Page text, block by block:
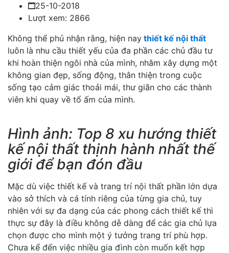
25-10-2018
Lượt xem: 2866
Không thể phủ nhận rằng, hiện nay thiết kế nội thất
luôn là nhu cầu thiết yếu của đa phần các chủ đầu tư
khi hoàn thiện ngôi nhà của mình, nhằm xây dựng một
không gian đẹp, sống động, thân thiện trong cuộc
sống tạo cảm giác thoải mái, thư giãn cho các thành
viên khi quay về tổ ấm của mình.
Hình ảnh: Top 8 xu hướng thiết
kế nội thất thịnh hành nhất thế
giới để bạn đón đầu
Mặc dù việc thiết kế và trang trí nội thất phần lớn dựa
vào sở thích và cá tính riêng của từng gia chủ, tuy
nhiên với sự đa dạng của các phong cách thiết kế thì
thực sự đây là điều không dễ dàng để các gia chủ lựa
chọn được cho mình một ý tưởng trang trí phù hợp.
Chưa kể đến việc nhiều gia đình còn muốn kết hợp